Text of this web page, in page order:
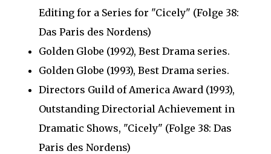
Editing for a Series for "Cicely" (Folge 38:
Das Paris des Nordens)
Golden Globe (1992), Best Drama series.
Golden Globe (1993), Best Drama series.
Directors Guild of America Award (1993),
Outstanding Directorial Achievement in
Dramatic Shows, "Cicely" (Folge 38: Das
Paris des Nordens)